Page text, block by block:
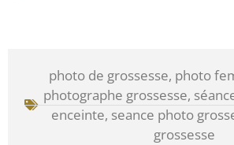
photo de grossesse, photo
photographe grossesse,
enceinte, seance photo
grossesse